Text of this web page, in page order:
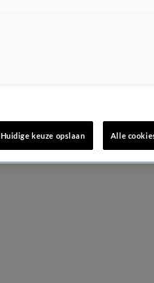
Huidige keuze opslaan Alle